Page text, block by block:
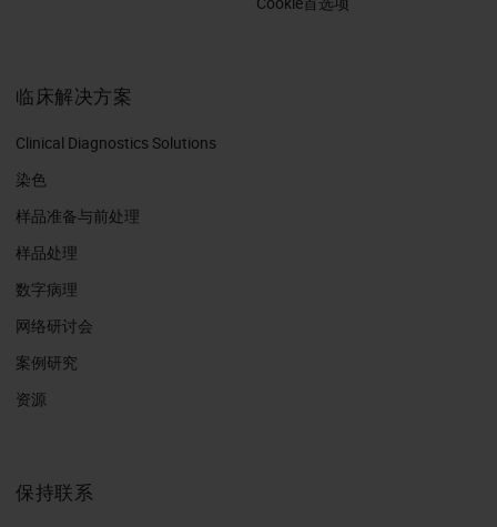
临床解决方案
Clinical Diagnostics Solutions
染色
样品准备与前处理
样品处理
数字病理
网络研讨会
案例研究
资源
保持联系